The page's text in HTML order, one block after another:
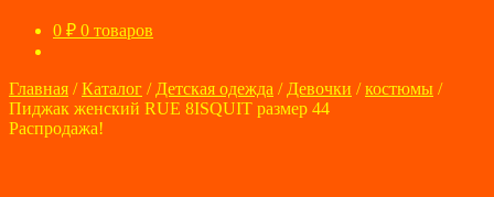
0 ₽ 0 товаров
Главная /Каталог / Детская одежда / Девочки /костюмы /
Пиджак женский RUE 8ISQUIT размер 44
Распродажа!